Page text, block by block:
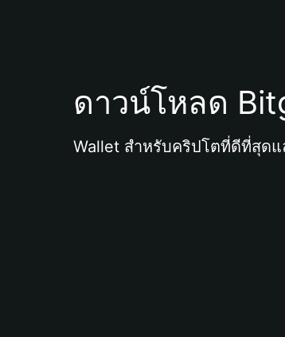
ดาวน์โหลด
Wallet สำหรับคริปโตที่ดีที่สุด